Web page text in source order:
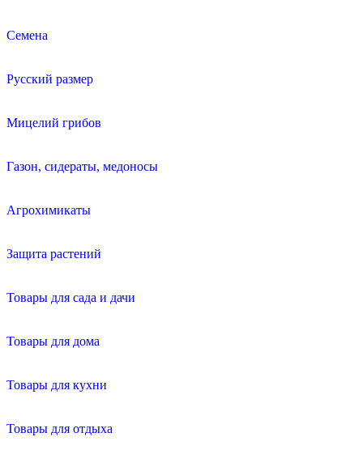
Семена
Русский размер
Мицелий грибов
Газон, сидераты, медоносы
Агрохимикаты
Защита растений
Товары для сада и дачи
Товары для дома
Товары для кухни
Товары для отдыха